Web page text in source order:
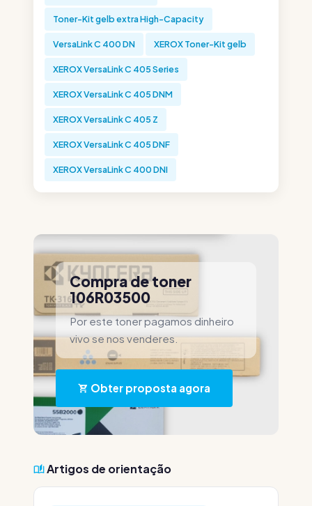
Toner-Kit gelb extra High-Capacity
VersaLink C 400 DN XEROX Toner-Kit gelb
XEROX VersaLink C 405 Series
XEROX VersaLink C 405 DNM
XEROX VersaLink C 405 Z
XEROX VersaLink C 405 DNF
XEROX VersaLink C 400 DNI
Compra de toner
106R03500
Por este toner pagamos dinheiro
vivo se nos venderes.
Obter proposta agora
Artigos de orientação